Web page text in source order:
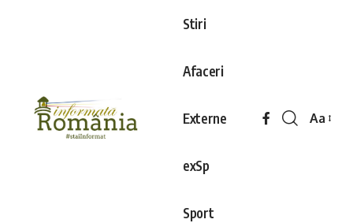
Stiri
Afaceri
Externe
exSp
Sport
Aa